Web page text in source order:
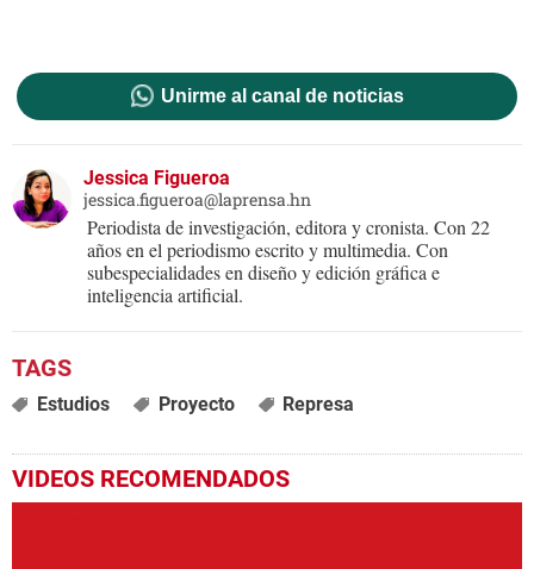
Unirme al canal de noticias
Jessica Figueroa
jessica.figueroa@laprensa.hn
Periodista de investigación, editora y cronista. Con 22
años en el periodismo escrito y multimedia. Con
subespecialidades en diseño y edición gráfica e
inteligencia artificial.
Estudios Proyecto Represa
VIDEOS RECOMENDADOS